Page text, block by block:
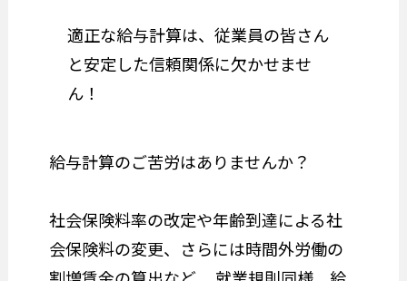
適正な給与計算は、従業員の皆さん
と安定した信頼関係に欠かせませ
ん！
給与計算のご苦労はありませんか？
社会保険料率の改定や年齢到達による社
会保険料の変更、さらには時間外労働の